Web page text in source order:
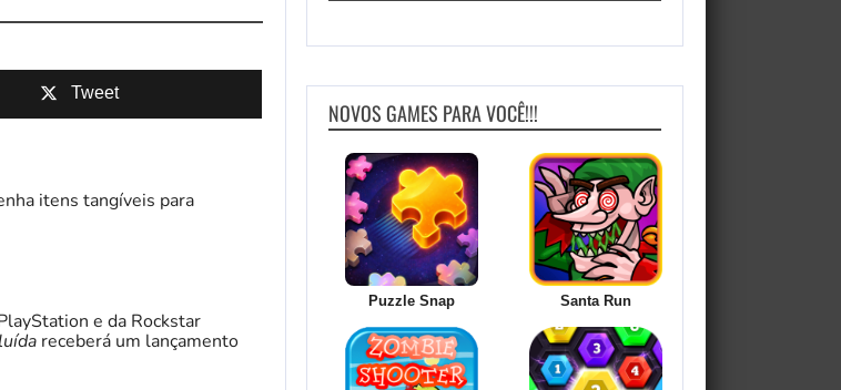
Tweet
e da Rockstar
receberá um lançamento
NOVOS GAMES PARA VOCÊ!!!
Puzzle Snap Santa Run